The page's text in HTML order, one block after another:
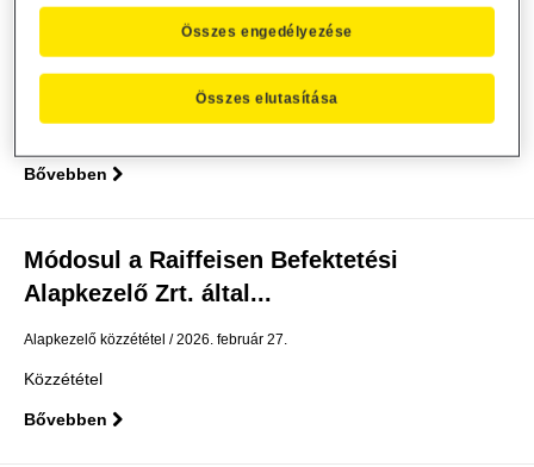
Módosul a Raiffeisen Befektetési
Alapkezelő Zrt. által...
2026. március 2.
Bővebben
Módosul a Raiffeisen Befektetési
Alapkezelő Zrt. által...
Alapkezelő közzététel 2026. február 27.
Közzététel
Bővebben
Összes elutasítása
Összes engedélyezése